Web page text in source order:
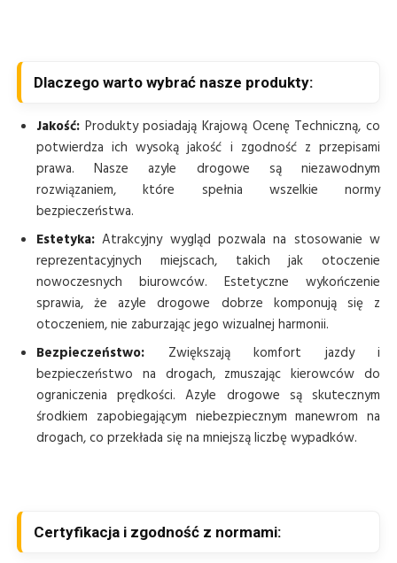
Dlaczego warto wybrać nasze produkty:
Jakość: Produkty posiadają Krajową Ocenę Techniczną, co
potwierdza ich wysoką jakość i zgodność z przepisami
prawa. Nasze azyle drogowe są niezawodnym
rozwiązaniem, które spełnia wszelkie normy
bezpieczeństwa.
Estetyka: Atrakcyjny wygląd pozwala na stosowanie w
reprezentacyjnych miejscach, takich jak otoczenie
nowoczesnych biurowców. Estetyczne wykończenie
sprawia, że azyle drogowe dobrze komponują się z
otoczeniem, nie zaburzając jego wizualnej harmonii.
Bezpieczeństwo: Zwiększają komfort jazdy i
bezpieczeństwo na drogach, zmuszając kierowców do
ograniczenia prędkości. Azyle drogowe są skutecznym
środkiem zapobiegającym niebezpiecznym manewrom na
drogach, co przekłada się na mniejszą liczbę wypadków.
Certyfikacja i zgodność z normami: